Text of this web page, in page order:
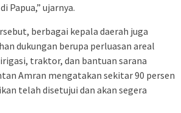
Papua,” ujarnya.
berbagai kepala daerah juga
dukungan berupa perluasan areal
traktor, dan bantuan sarana
Amran mengatakan sekitar 90 persen
telah disetujui dan akan segera